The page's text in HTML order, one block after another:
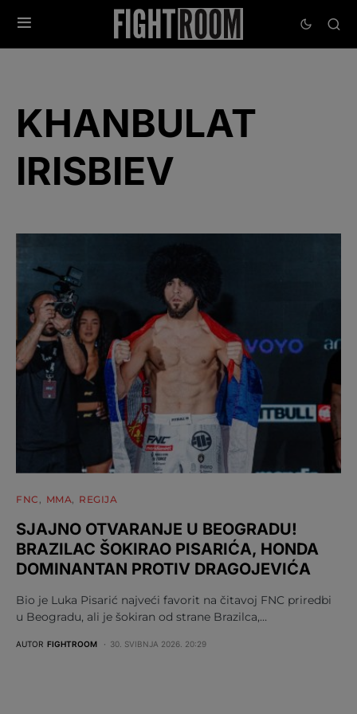
KHANBULAT
IRISBIEV
FNC MMA REGIJA
SJAJNO OTVARANJE U BEOGRADU!
BRAZILAC ŠOKIRAO PISARIĆA, HONDA
DOMINANTAN PROTIV DRAGOJEVIĆA
Bio je Luka Pisarić najveći favorit na čitavoj FNC priredbi
u Beogradu, ali je šokiran od strane Brazilca,…
AUTOR FIGHTROOM 30. SVIBNJA 2026. 20:29